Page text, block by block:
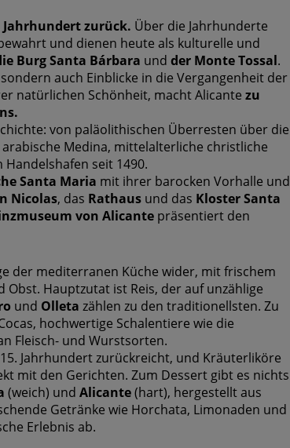
Jahrhundert zurück. Über die Jahrhunderte
und dienen heute als kulturelle und
Burg Santa Bárbara und der Monte Tossal.
auch Einblicke in die Vergangenheit der
natürlichen Schönheit, macht Alicante zu
von paläolithischen Überresten über die
Medina, mittelalterliche christliche
seit 1490.
Santa Maria mit ihrer barocken Vorhalle und
Nicolas, das Rathaus und das Kloster Santa
von Alicante präsentiert den
der mediterranen Küche wider, mit frischem
Hauptzutat ist Reis, der auf unzählige
und Olleta zählen zu den traditionellsten. Zu
hochwertige Schalentiere wie die
Fleisch- und Wurstsorten.
Jahrhundert zurückreicht, und Kräuterliköre
mit den Gerichten. Zum Dessert gibt es nichts
(weich) und Alicante(hart), hergestellt aus
Getränke wie Horchata, Limonaden und
Erlebnis ab.